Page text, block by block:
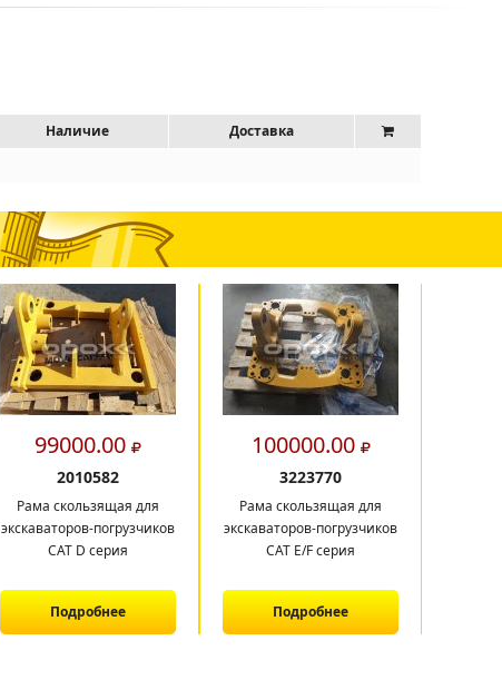
Наличие
Доставка
99000.00
2010582
Рама скользящая для
экскаваторов-погрузчиков
CAT D серия
Подробнее
100000.00
3223770
Рама скользящая для
экскаваторов-погрузчиков
CAT E/F серия
Подробнее